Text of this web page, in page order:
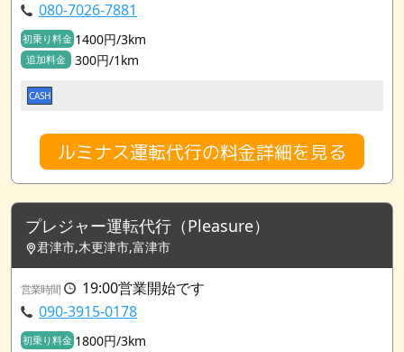
080-7026-7881
初乗り料金 1400円/3km
追加料金 300円/1km
CASH
ルミナス運転代行の料金詳細を見る
プレジャー運転代行（Pleasure）
君津市,木更津市,富津市
営業時間
19:00営業開始です
090-3915-0178
初乗り料金 1800円/3km